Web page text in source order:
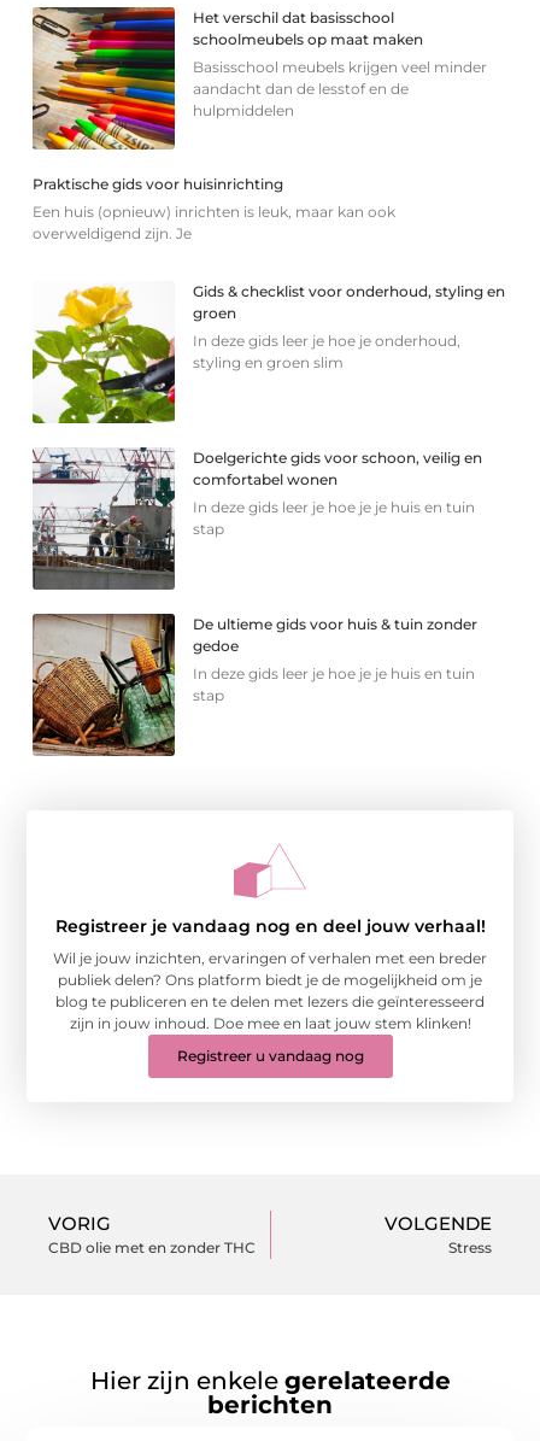
Het verschil dat basisschool
schoolmeubels op maat maken
Basisschool meubels krijgen veel minder
aandacht dan de lesstof en de
hulpmiddelen
Praktische gids voor huisinrichting
Een huis (opnieuw) inrichten is leuk, maar kan ook
overweldigend zijn. Je
Gids & checklist voor onderhoud, styling en
groen
In deze gids leer je hoe je onderhoud,
styling en groen slim
Doelgerichte gids voor schoon, veilig en
comfortabel wonen
In deze gids leer je hoe je je huis en tuin
stap
De ultieme gids voor huis & tuin zonder
gedoe
In deze gids leer je hoe je je huis en tuin
stap
Registreer je vandaag nog en deel jouw verhaal!
Wil je jouw inzichten, ervaringen of verhalen met een breder
publiek delen? Ons platform biedt je de mogelijkheid om je
blog te publiceren en te delen met lezers die geïnteresseerd
zijn in jouw inhoud. Doe mee en laat jouw stem klinken!
Registreer u vandaag nog
VORIG
CBD olie met en zonder THC
VOLGENDE
Stress
Hier zijn enkele gerelateerde
berichten